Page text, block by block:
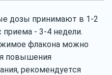
дозы принимают в 1‐2
‐ 3‐4 недели.
флакона можно
повышения
рекомендуется